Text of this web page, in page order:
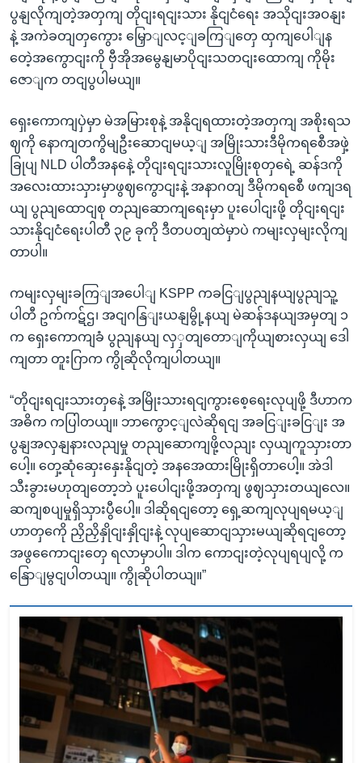
ပွနျလိုကျတဲ့အတှကျ တိုငျးရငျးသား နိုငျငံရေး အသိုငျးအဝနျး
နဲ့ အကဲခတျတှကွေား မြှောျလင့ျခကြျတှေ ထှကျပေါျန
တေဲ့အကွောငျးကို ဗှီအိုအမွေနျမာပိုငျးသတငျးထောကျ ကိုမိုး
ဇောျက တငျပွပါမယျ။
ရှေးကောကျပှဲမှာ မဲအမြားစုနဲ့ အနိုငျရထားတဲ့အတှကျ အစိုးရသ
ဈကို နောကျတကွိမျဦးဆောငျမယ့ျ အမြိုးသားဒီမိုကရစေီအဖှဲ့
ခြုပျ NLD ပါတီအနနေဲ့ တိုငျးရငျးသားလူမြိုးစုတှရေဲ့ ဆန်ဒကို
အလေးထားသှားမှာဖွဈကွောငျးနဲ့ အနာဂတျ ဒီမိုကရစေီ ဖကျဒရ
ယျ ပွညျထောငျစု တညျဆောကျရေးမှာ ပူးပေါငျးဖို့ တိုငျးရငျး
သားနိုငျငံရေးပါတီ ၃၉ ခုကို ဒီတပတျထဲမှာပဲ ကမျးလှမျးလိုကျ
တာပါ။
ကမျးလှမျးခကြျအပေါျ KSPP ကခငြျပွညျနယျပွညျသူ့
ပါတီ ဥက်ကဋ်ဌ၊ အငျဂနြျးယနျမွို့နယျ မဲဆန်ဒနယျအမှတျ ၁
က ရှေးကောကျခံ ပွညျနယျ လှှတျတောျကိုယျစားလှယျ ဒေါ
ကျတာ တူးဂြာက ကွိုဆိုလိုကျပါတယျ။
“တိုငျးရငျးသားတှနေဲ့ အမြိုးသားရငျကွားစေ့ရေးလုပျဖို့ ဒီဟာက
အဓိက ကပြါတယျ။ ဘာကွောင့ျလဲဆိုရငျ အခငြျးခငြျး အ
ပွနျအလှနျနားလညျမှု တညျဆောကျဖို့လညျး လှယျကူသှားတာ
ပေါ့။ တှေ့ဆုံဆှေးနှေးနိုငျတဲ့ အနအေထားမြိုးရှိတာပေါ့။ အဲဒါ
သီးခွားမဟုတျတော့ဘဲ ပူးပေါငျးဖို့အတှကျ ဖွဈသှားတယျလေ။
ဆကျစပျမှုရှိသှားပွီပေါ့။ ဒါဆိုရငျတော့ ရှေ့ဆကျလုပျရမယ့ျ
ဟာတှကေို ညှိညှိနှိုငျးနှိုငျးနဲ့ လုပျဆောငျသှားမယျဆိုရငျတော့
အဖွကေောငျးတှေ ရလာမှာပါ။ ဒါက ကောငျးတဲ့လုပျရပျလို့ က
နြောျမွငျပါတယျ။ ကွိုဆိုပါတယျ။”